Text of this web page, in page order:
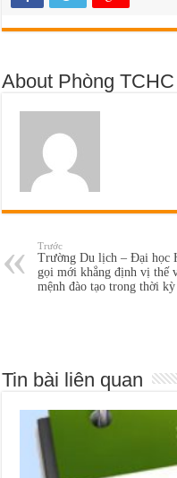
About Phòng
Trước
Trường Du lịch – Đại học
gọi mới khẳng định vị thế
mệnh đào tạo trong thời
Tin bài liên quan